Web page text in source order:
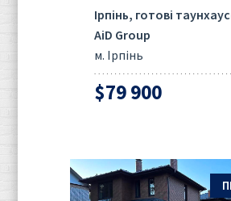
Ірпінь, готові
AiD Group
м. Ірпінь
$79 900